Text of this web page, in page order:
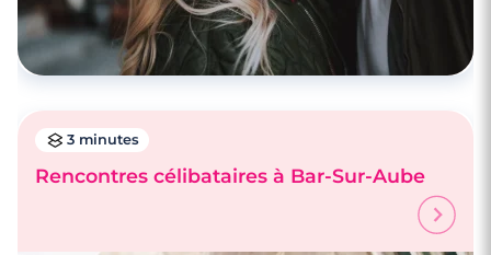
3 minutes
Rencontres célibataires à Bar-Sur-Aube